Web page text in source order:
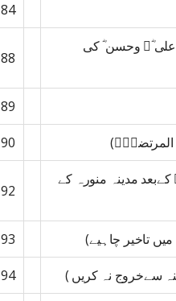
84
جنازہ دفن عثمانؓ میں حضرت علی ؓ وحسن ؓ کی
88
89
المرتضیٰؓ) 90
مدینہ منورہ کے
92
تاخیر چاہیے) 93
سےخروج نہ کریں ) 94